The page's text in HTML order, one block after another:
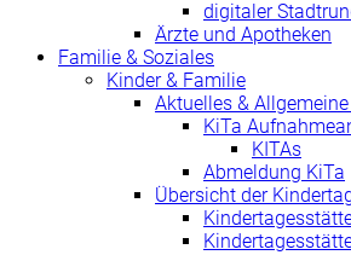
digitaler
Ärzte und Apotheken
Familie & Soziales
Kinder & Familie
Aktuelles &
KiTa
KITAs
Abmeldung KiTa
Übersicht der